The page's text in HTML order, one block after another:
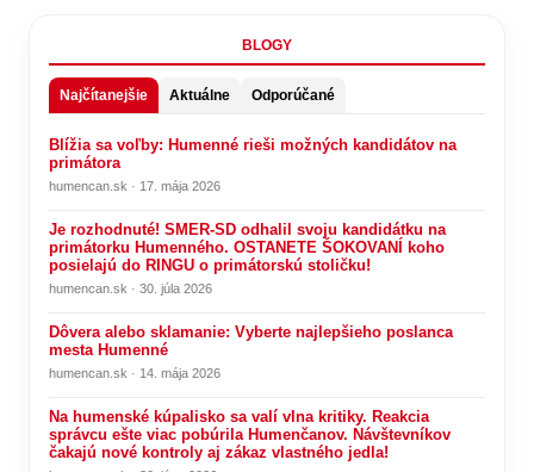
BLOGY
Najčítanejšie Aktuálne Odporúčané
Blížia sa voľby: Humenné rieši možných kandidátov na
primátora
humencan.sk · 17. mája 2026
Je rozhodnuté! SMER-SD odhalil svoju kandidátku na
primátorku Humenného. OSTANETE ŠOKOVANÍ koho
posielajú do RINGU o primátorskú stoličku!
humencan.sk · 30. júla 2026
Dôvera alebo sklamanie: Vyberte najlepšieho poslanca
mesta Humenné
humencan.sk · 14. mája 2026
Na humenské kúpalisko sa valí vlna kritiky. Reakcia
správcu ešte viac pobúrila Humenčanov. Návštevníkov
čakajú nové kontroly aj zákaz vlastného jedla!